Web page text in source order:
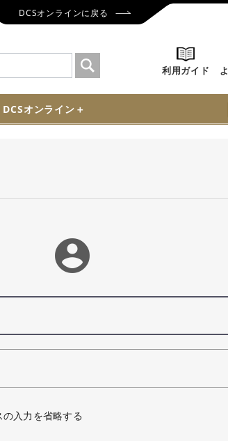
DCSオンラインに戻る
利用ガイド
DCSオンライン＋
account_circle
入力を省略する